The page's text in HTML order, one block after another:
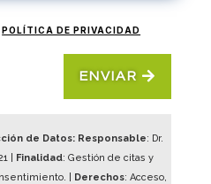
POLÍTICA DE PRIVACIDAD
ENVIAR
de Datos: Responsable: Dr.
| Finalidad: Gestión de citas y
| Derechos: Acceso,